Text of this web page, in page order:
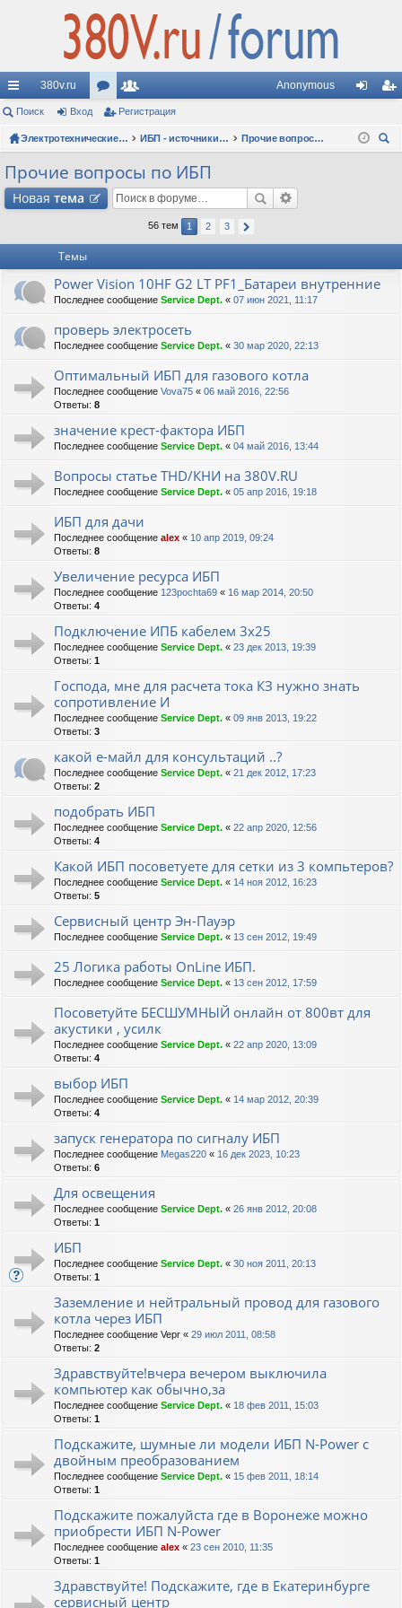
с
ы
лк
380v.ru
ор
ум
ол
ьз
ат
и
Anonymous
д ис
Поиск Вход Регистрация
Электротехнические форумы ИБП - источники бесперебойного питания
Прочие вопросы по ИБП
Прочие вопросы по ИБП
Новая тема
56 тем 1 2 3
Темы
Power Vision 10HF G2 LT PF1_Батареи внутренние
Последнее сообщение Service Dept. « 07 июн 2021, 11:17
проверь электросеть
Последнее сообщение Service Dept. « 30 мар 2020, 22:13
Оптимальный ИБП для газового котла
Последнее сообщение Vova75 « 06 май 2016, 22:56
Ответы: 8
значение крест-фактора ИБП
Последнее сообщение Service Dept. « 04 май 2016, 13:44
Вопросы статье THD/КНИ на 380V.RU
Последнее сообщение Service Dept. « 05 апр 2016, 19:18
ИБП для дачи
Последнее сообщение alex « 10 апр 2019, 09:24
Ответы: 8
Увеличение ресурса ИБП
Последнее сообщение 123pochta69 « 16 мар 2014, 20:50
Ответы: 4
Подключение ИПБ кабелем 3х25
Последнее сообщение Service Dept. « 23 дек 2013, 19:39
Ответы: 1
Господа, мне для расчета тока КЗ нужно знать
сопротивление И
Последнее сообщение Service Dept. « 09 янв 2013, 19:22
Ответы: 3
какой е-майл для консультаций ..?
Последнее сообщение Service Dept. « 21 дек 2012, 17:23
Ответы: 2
подобрать ИБП
Последнее сообщение Service Dept. « 22 апр 2020, 12:56
Ответы: 4
Какой ИБП посоветуете для сетки из 3 компьтеров?
Последнее сообщение Service Dept. « 14 ноя 2012, 16:23
Ответы: 5
Сервисный центр Эн-Пауэр
Последнее сообщение Service Dept. « 13 сен 2012, 19:49
25 Логика работы OnLine ИБП.
Последнее сообщение Service Dept. « 13 сен 2012, 17:59
Посоветуйте БЕСШУМНЫЙ онлайн от 800вт для
акустики , усилк
Последнее сообщение Service Dept. « 22 апр 2020, 13:09
Ответы: 4
выбор ИБП
Последнее сообщение Service Dept. « 14 мар 2012, 20:39
Ответы: 4
запуск генератора по сигналу ИБП
Последнее сообщение Megas220 « 16 дек 2023, 10:23
Ответы: 6
Для освещения
Последнее сообщение Service Dept. « 26 янв 2012, 20:08
Ответы: 1
ИБП
Последнее сообщение Service Dept. « 30 ноя 2011, 20:13
Ответы: 1
Заземление и нейтральный провод для газового
котла через ИБП
Последнее сообщение Vepr « 29 июл 2011, 08:58
Ответы: 2
Здравствуйте!вчера вечером выключила
компьютер как обычно,за
Последнее сообщение Service Dept. « 18 фев 2011, 15:03
Ответы: 1
Подскажите, шумные ли модели ИБП N-Power с
двойным преобразованием
Последнее сообщение Service Dept. « 15 фев 2011, 18:14
Ответы: 1
Подскажите пожалуйста где в Воронеже можно
приобрести ИБП N-Power
Последнее сообщение alex « 23 сен 2010, 11:35
Ответы: 1
Здравствуйте! Подскажите, где в Екатеринбурге
сервисный центр